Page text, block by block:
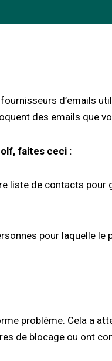
d’emails
des emails que
faites ceci :
liste de contacts
pour laquelle
problème. Cela a
de blocage ou ont